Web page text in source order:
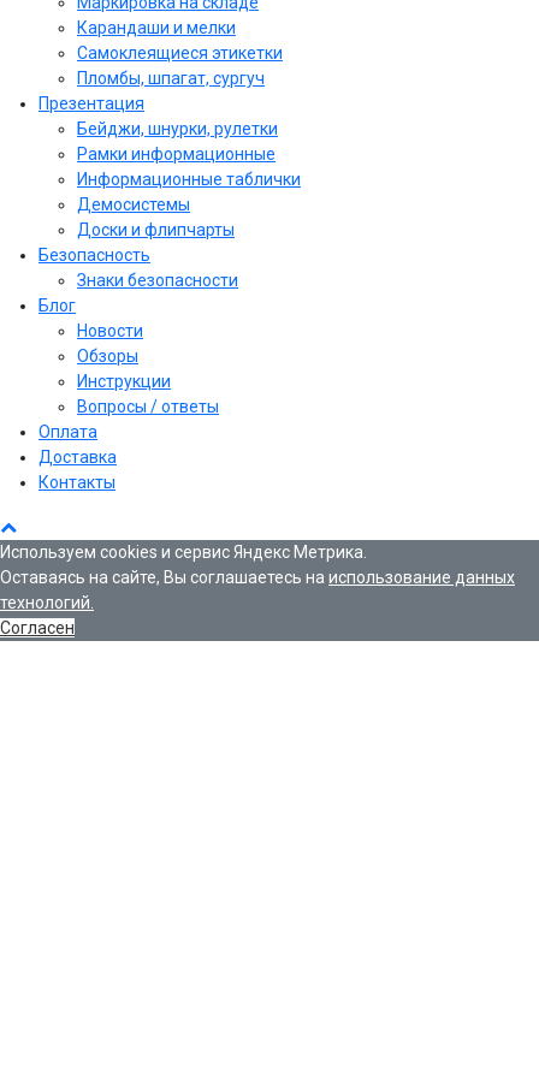
Карандаши и мелки
Самоклеящиеся этикетки
Пломбы, шпагат, сургуч
Презентация
Бейджи, шнурки, рулетки
Рамки информационные
Информационные таблички
Демосистемы
Доски и флипчарты
Безопасность
Знаки безопасности
Блог
Новости
Обзоры
Инструкции
Вопросы / ответы
Оплата
Доставка
Контакты
Используем cookies и сервис Яндекс Метрика.
Оставаясь на сайте, Вы соглашаетесь на использование данных
технологий.
Согласен